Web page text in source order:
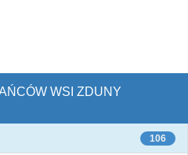
WSI ZDUNY
106